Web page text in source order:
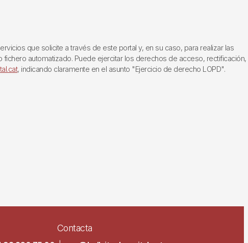
que solicite a través de este portal y, en su caso, para realizar las
automatizado. Puede ejercitar los derechos de acceso, rectificación,
, indicando claramente en el asunto "Ejercicio de derecho LOPD".
Contacta